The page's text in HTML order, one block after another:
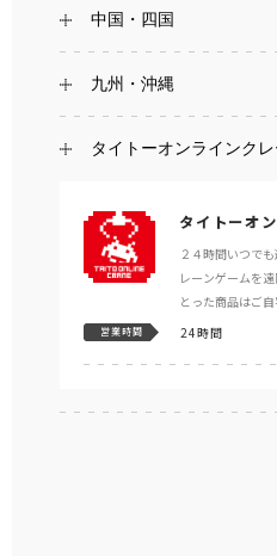
中国・四国
九州・沖縄
タイトーオンラインク
タイトーオ
２４時間いつで
レーンゲームを遠
とった商品はご
営業時間 24時間